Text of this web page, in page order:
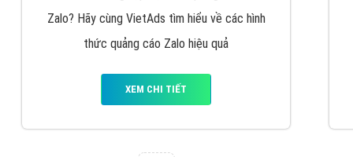
Zalo? Hãy cùng VietAds tìm hiểu về các hình
thức quảng cáo Zalo hiệu quả
XEM CHI TIẾT